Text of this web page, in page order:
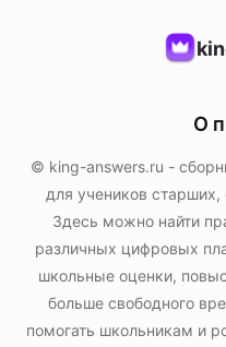
О
© king-answers.ru -
для учеников
Здесь можно найти
различных цифровых
школьные оценки,
больше свободного
помогать школьникам и